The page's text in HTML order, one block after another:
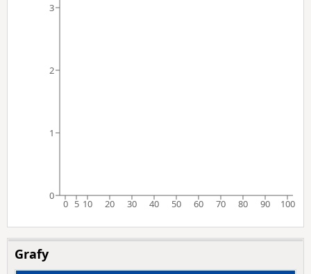
0 5 10 20 30 40 50 60 70 80 90 100
0
1
2
3
Grafy